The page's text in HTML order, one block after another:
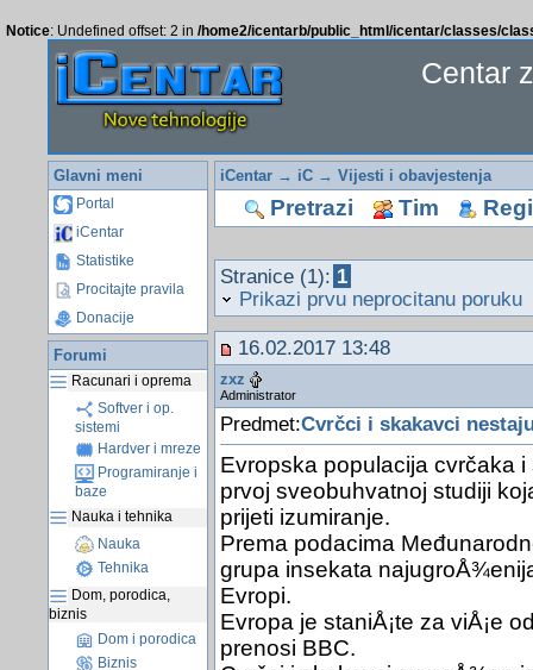
Notice: Undefined offset: 2 in /home2/icentarb/public_html/icentar/classes/
Centar
Glavni meni
Portal
iCentar
Statistike
Procitajte pravila
Donacije
Forumi
Racunari i oprema
Softver i op.
sistemi
Hardver i mreze
Programiranje i
baze
Nauka i tehnika
Nauka
Tehnika
Dom, porodica,
biznis
Dom i porodica
Biznis
iCentar→ iC→ Vijesti i obavjestenja
Pretrazi Tim
Stranice (1): 1
Prikazi prvu neprocitanu poruku
16.02.2017 13:48
zxz
Administrator
Predmet:Cvrčci i skakavci
Evropska populacija cvrčaka
prvoj sveobuhvatnoj studiji
prijeti izumiranje.
Prema podacima
grupa insekata
Evropi.
Evropa je staniÅ¡te za viÅ¡e
prenosi BBC.